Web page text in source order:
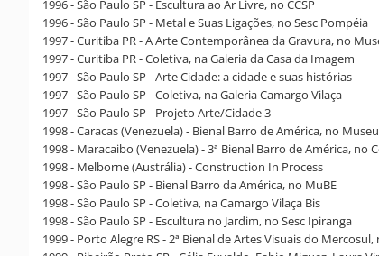
1996 - São Paulo SP - Escultura ao Ar Livre, no CCSP
1996 - São Paulo SP - Metal e Suas Ligações, no Sesc Pompéia
1997 - Curitiba PR - A Arte Contemporânea da Gravura, no
1997 - Curitiba PR - Coletiva, na Galeria da Casa da Imagem
1997 - São Paulo SP - Arte Cidade: a cidade e suas histórias
1997 - São Paulo SP - Coletiva, na Galeria Camargo Vilaça
1997 - São Paulo SP - Projeto Arte/Cidade 3
1998 - Caracas (Venezuela) - Bienal Barro de América, no
1998 - Maracaibo (Venezuela) - 3ª Bienal Barro de América,
1998 - Melborne (Austrália) - Construction In Process
1998 - São Paulo SP - Bienal Barro da América, no MuBE
1998 - São Paulo SP - Coletiva, na Camargo Vilaça Bis
1998 - São Paulo SP - Escultura no Jardim, no Sesc Ipiranga
1999 - Porto Alegre RS - 2ª Bienal de Artes Visuais do